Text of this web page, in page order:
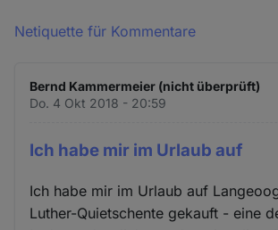
Netiquette für Kommentare
Bernd Kammermeier (nicht überprüft)
Do. 4 Okt 2018 - 20:59
Ich habe mir im Urlaub auf
Ich habe mir im Urlaub auf
Luther-Quietschente gekauft - eine